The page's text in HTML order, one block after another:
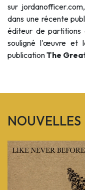
sur jordanofficer.com
dans une récente
éditeur de partitions
souligné l'œuvre et
publicationThe
NOUVELLES